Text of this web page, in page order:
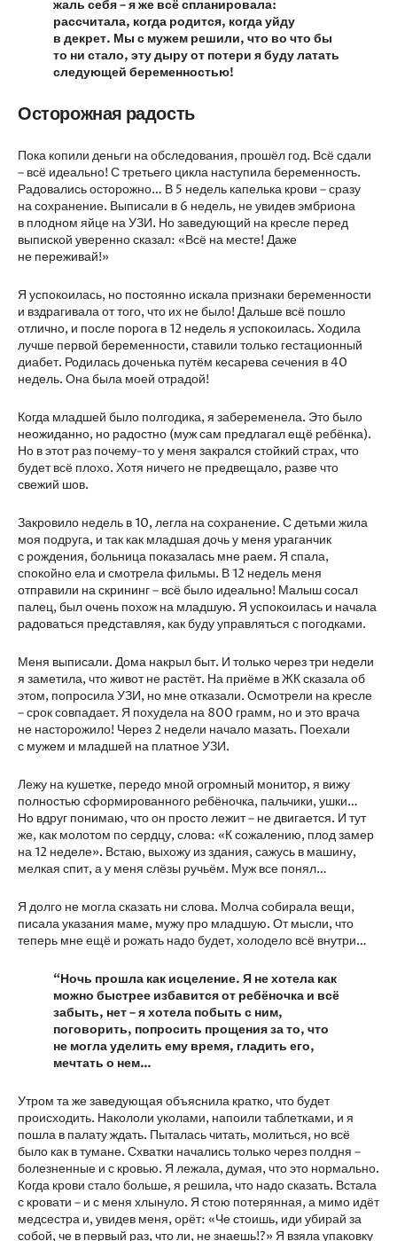
жаль себя – я же всё спланировала:
рассчитала, когда родится, когда уйду
в декрет. Мы с мужем решили, что во что бы
то ни стало, эту дыру от потери я буду латать
следующей беременностью!
Осторожная радость
Пока копили деньги на обследования, прошёл год. Всё сдали
– всё идеально! С третьего цикла наступила беременность.
Радовались осторожно… В 5 недель капелька крови – сразу
на сохранение. Выписали в 6 недель, не увидев эмбриона
в плодном яйце на УЗИ. Но заведующий на кресле перед
выпиской уверенно сказал: «Всё на месте! Даже
не переживай!»
Я успокоилась, но постоянно искала признаки беременности
и вздрагивала от того, что их не было! Дальше всё пошло
отлично, и после порога в 12 недель я успокоилась. Ходила
лучше первой беременности, ставили только гестационный
диабет. Родилась доченька путём кесарева сечения в 40
недель. Она была моей отрадой!
Когда младшей было полгодика, я забеременела. Это было
неожиданно, но радостно (муж сам предлагал ещё ребёнка).
Но в этот раз почему-то у меня закрался стойкий страх, что
будет всё плохо. Хотя ничего не предвещало, разве что
свежий шов.
Закровило недель в 10, легла на сохранение. С детьми жила
моя подруга, и так как младшая дочь у меня ураганчик
с рождения, больница показалась мне раем. Я спала,
спокойно ела и смотрела фильмы. В 12 недель меня
отправили на скрининг – всё было идеально! Малыш сосал
палец, был очень похож на младшую. Я успокоилась и начала
радоваться представляя, как буду управляться с погодками.
Меня выписали. Дома накрыл быт. И только через три недели
я заметила, что живот не растёт. На приёме в ЖК сказала об
этом, попросила УЗИ, но мне отказали. Осмотрели на кресле
– срок совпадает. Я похудела на 800 грамм, но и это врача
не насторожило! Через 2 недели начало мазать. Поехали
с мужем и младшей на платное УЗИ.
Лежу на кушетке, передо мной огромный монитор, я вижу
полностью сформированного ребёночка, пальчики, ушки…
Но вдруг понимаю, что он просто лежит – не двигается. И тут
же, как молотом по сердцу, слова: «К сожалению, плод замер
на 12 неделе». Встаю, выхожу из здания, сажусь в машину,
мелкая спит, а у меня слёзы ручьём. Муж все понял…
Я долго не могла сказать ни слова. Молча собирала вещи,
писала указания маме, мужу про младшую. От мысли, что
теперь мне ещё и рожать надо будет, холодело всё внутри…
“Ночь прошла как исцеление. Я не хотела как
можно быстрее избавится от ребёночка и всё
забыть, нет – я хотела побыть с ним,
поговорить, попросить прощения за то, что
не могла уделить ему время, гладить его,
мечтать о нем…
Утром та же заведующая объяснила кратко, что будет
происходить. Накололи уколами, напоили таблетками, и я
пошла в палату ждать. Пыталась читать, молиться, но всё
было как в тумане. Схватки начались только через полдня –
болезненные и с кровью. Я лежала, думая, что это нормально.
Когда крови стало больше, я решила, что надо сказать. Встала
с кровати – и с меня хлынуло. Я стою потерянная, а мимо идёт
медсестра и, увидев меня, орёт: «Че стоишь, иди убирай за
собой, че в первый раз, что ли, не знаешь!?» Я взяла упаковку